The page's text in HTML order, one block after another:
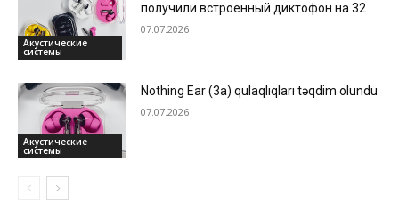
Акустические
системы
получили встроенный диктофон на 32
Mb для записи звонков
07.07.2026
Акустические
системы
Nothing Ear (3a) qulaqlıqları təqdim olundu
07.07.2026